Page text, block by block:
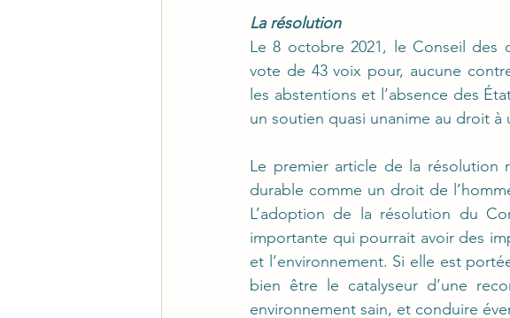
La résolution
Le 8 octobre 2021, le Conseil des
vote de 43 voix pour, aucune
les abstentions et l’absence des
un soutien quasi unanime au droit à
Le premier article de la résolution
durable comme un droit de
L’adoption de la résolution du
importante qui pourrait avoir des
et l’environnement. Si elle est
bien être le catalyseur d’une
environnement sain, et conduire